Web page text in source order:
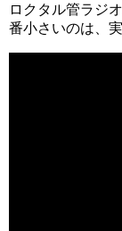
ロクタル管ラジ
番小さいのは、